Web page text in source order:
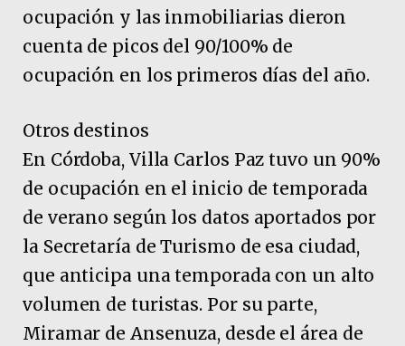
ocupación y las inmobiliarias dieron
cuenta de picos del 90/100% de
ocupación en los primeros días del año.
Otros destinos
En Córdoba, Villa Carlos Paz tuvo un 90%
de ocupación en el inicio de temporada
de verano según los datos aportados por
la Secretaría de Turismo de esa ciudad,
que anticipa una temporada con un alto
volumen de turistas. Por su parte,
Miramar de Ansenuza, desde el área de